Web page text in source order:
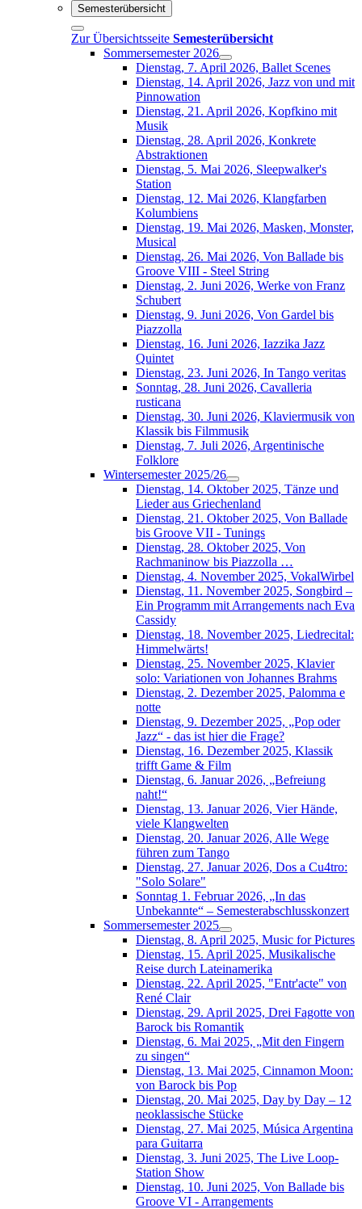
Semesterübersicht
Zur Übersichtsseite Semesterübersicht
Sommersemester 2026
Dienstag, 7. April 2026, Ballet Scenes
Dienstag, 14. April 2026, Jazz von und mit
Pinnowation
Dienstag, 21. April 2026, Kopfkino mit
Musik
Dienstag, 28. April 2026, Konkrete
Abstraktionen
Dienstag, 5. Mai 2026, Sleepwalker's
Station
Dienstag, 12. Mai 2026, Klangfarben
Kolumbiens
Dienstag, 19. Mai 2026, Masken, Monster,
Musical
Dienstag, 26. Mai 2026, Von Ballade bis
Groove VIII - Steel String
Dienstag, 2. Juni 2026, Werke von Franz
Schubert
Dienstag, 9. Juni 2026, Von Gardel bis
Piazzolla
Dienstag, 16. Juni 2026, Iazzika Jazz
Quintet
Dienstag, 23. Juni 2026, In Tango veritas
Sonntag, 28. Juni 2026, Cavalleria
rusticana
Dienstag, 30. Juni 2026, Klaviermusik von
Klassik bis Filmmusik
Dienstag, 7. Juli 2026, Argentinische
Folklore
Wintersemester 2025/26
Dienstag, 14. Oktober 2025, Tänze und
Lieder aus Griechenland
Dienstag, 21. Oktober 2025, Von Ballade
bis Groove VII - Tunings
Dienstag, 28. Oktober 2025, Von
Rachmaninow bis Piazzolla …
Dienstag, 4. November 2025, VokalWirbel
Dienstag, 11. November 2025, Songbird –
Ein Programm mit Arrangements nach Eva
Cassidy
Dienstag, 18. November 2025, Liedrecital:
Himmelwärts!
Dienstag, 25. November 2025, Klavier
solo: Variationen von Johannes Brahms
Dienstag, 2. Dezember 2025, Palomma e
notte
Dienstag, 9. Dezember 2025, „Pop oder
Jazz“ - das ist hier die Frage?
Dienstag, 16. Dezember 2025, Klassik
trifft Game & Film
Dienstag, 6. Januar 2026, „Befreiung
naht!“
Dienstag, 13. Januar 2026, Vier Hände,
viele Klangwelten
Dienstag, 20. Januar 2026, Alle Wege
führen zum Tango
Dienstag, 27. Januar 2026, Dos a Cu4tro:
"Solo Solare"
Sonntag 1. Februar 2026, „In das
Unbekannte“ – Semesterabschlusskonzert
Sommersemester 2025
Dienstag, 8. April 2025, Music for Pictures
Dienstag, 15. April 2025, Musikalische
Reise durch Lateinamerika
Dienstag, 22. April 2025, "Entr'acte" von
René Clair
Dienstag, 29. April 2025, Drei Fagotte von
Barock bis Romantik
Dienstag, 6. Mai 2025, „Mit den Fingern
zu singen“
Dienstag, 13. Mai 2025, Cinnamon Moon:
von Barock bis Pop
Dienstag, 20. Mai 2025, Day by Day – 12
neoklassische Stücke
Dienstag, 27. Mai 2025, Música Argentina
para Guitarra
Dienstag, 3. Juni 2025, The Live Loop-
Station Show
Dienstag, 10. Juni 2025, Von Ballade bis
Groove VI - Arrangements